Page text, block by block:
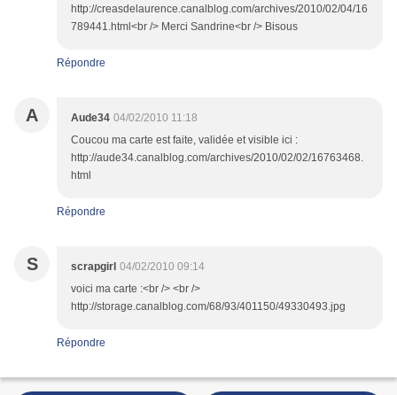
http://creasdelaurence.canalblog.com/archives/2010/02/04/16
789441.html<br /> Merci Sandrine<br /> Bisous
Répondre
A Aude34 04/02/2010 11:18
Coucou ma carte est faite, validée et visible ici :
http://aude34.canalblog.com/archives/2010/02/02/16763468.
html
Répondre
S scrapgirl 04/02/2010 09:14
voici ma carte :<br /> <br />
http://storage.canalblog.com/68/93/401150/49330493.jpg
Répondre